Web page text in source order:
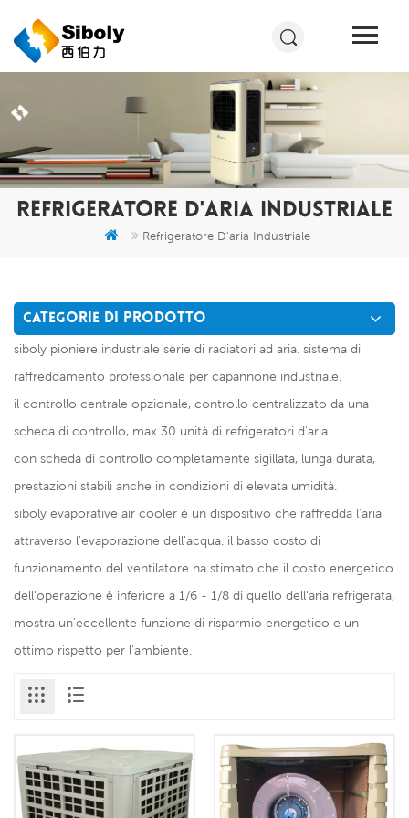
REFRIGERATORE D'ARIA INDUSTRIALE
Refrigeratore D'aria Industriale
CATEGORIE DI PRODOTTO
siboly pioniere industriale serie di radiatori ad aria. sistema di
raffreddamento professionale per capannone industriale.
il controllo centrale opzionale, controllo centralizzato da una
scheda di controllo, max 30 unità di refrigeratori d'aria
con scheda di controllo completamente sigillata, lunga durata,
prestazioni stabili anche in condizioni di elevata umidità.
siboly evaporative air cooler è un dispositivo che raffredda l'aria
attraverso l'evaporazione dell'acqua. il basso costo di
funzionamento del ventilatore ha stimato che il costo energetico
dell'operazione è inferiore a 1/6 - 1/8 di quello dell'aria refrigerata,
mostra un'eccellente funzione di risparmio energetico e un
ottimo rispetto per l'ambiente.